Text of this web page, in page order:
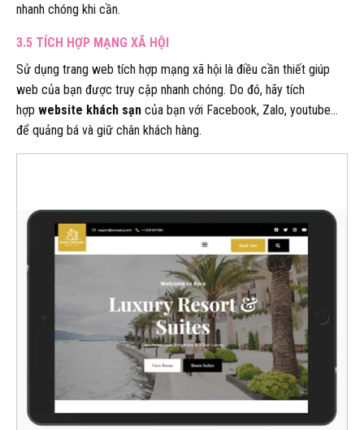
nhanh chóng khi cần.
3.5 TÍCH HỢP MẠNG XÃ HỘI
Sử dụng trang web tích hợp mạng xã hội là điều cần thiết giúp
web của bạn được truy cập nhanh chóng. Do đó, hãy tích
hợp website khách sạn của bạn với Facebook, Zalo, youtube…
để quảng bá và giữ chân khách hàng.